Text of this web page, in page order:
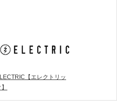
【エレクトリッ